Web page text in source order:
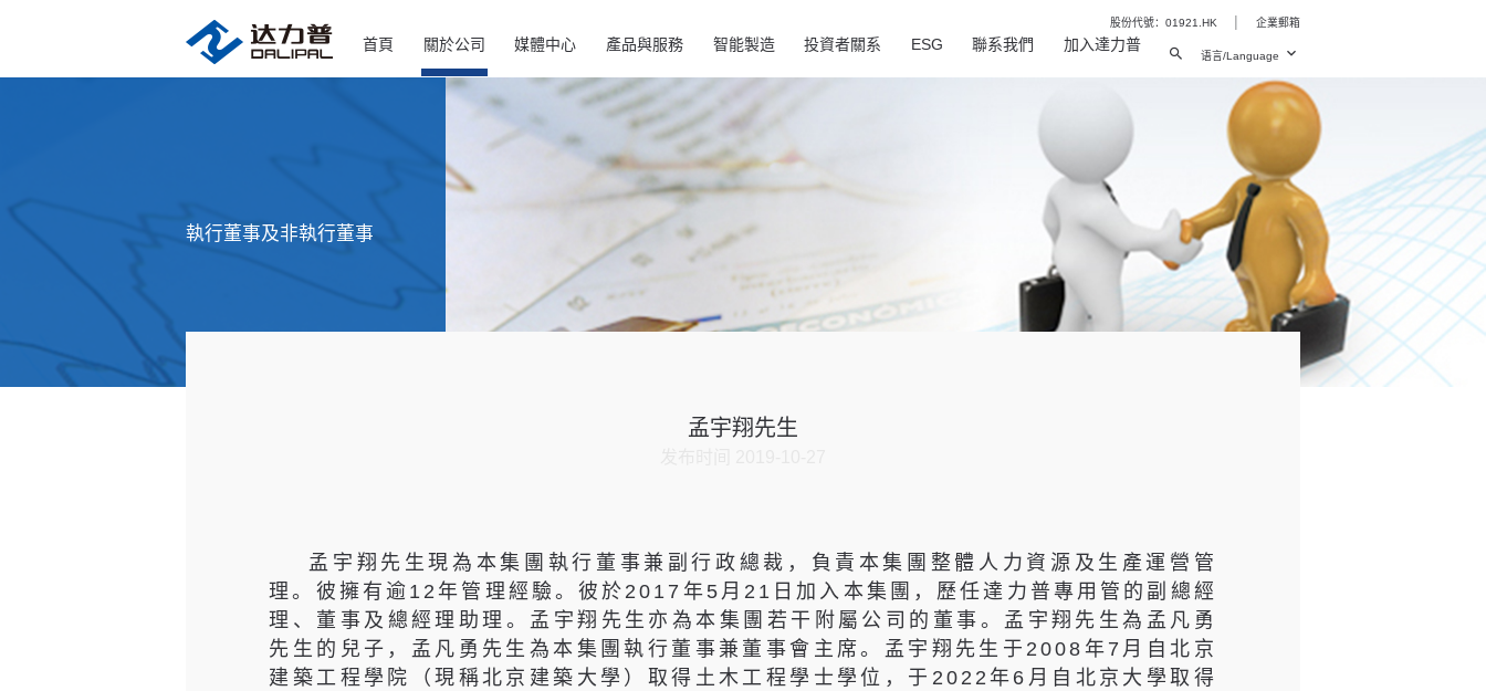
股份代號：01921.HK | 企業郵箱
语言/Language
首頁 關於公司 媒體中心 產品與服務 智能製造 投資者關系 ESG 聯系我們 加入達力普
執行董事及非執行董事
孟宇翔先生
孟宇翔先生現為本集團執行董事兼副行政總裁，負責本集團整體人力資源及生產運營管
理。彼擁有逾12年管理經驗。彼於2017年5月21日加入本集團，歷任達力普專用管的副總經
理、董事及總經理助理。孟宇翔先生亦為本集團若干附屬公司的董事。孟宇翔先生為孟凡勇
先生的兒子，孟凡勇先生為本集團執行董事兼董事會主席。孟宇翔先生于2008年7月自北京
建築工程學院（現稱北京建築大學）取得土木工程學士學位，于2022年6月自北京大學取得